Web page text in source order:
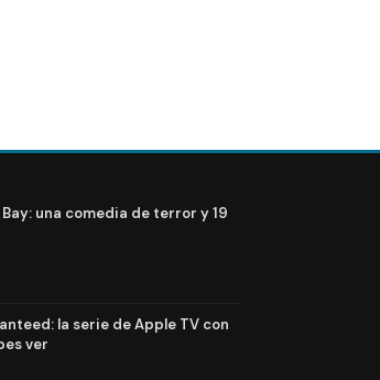
una comedia de terror y 19
la serie de Apple TV con
ver